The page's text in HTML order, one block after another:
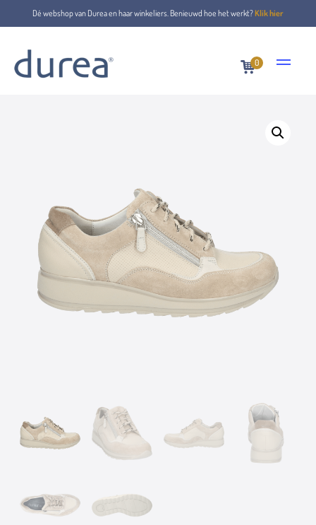
Dé webshop van Durea en haar winkeliers. Benieuwd hoe het werkt?Klik hier
0
Home Schnürschuhe